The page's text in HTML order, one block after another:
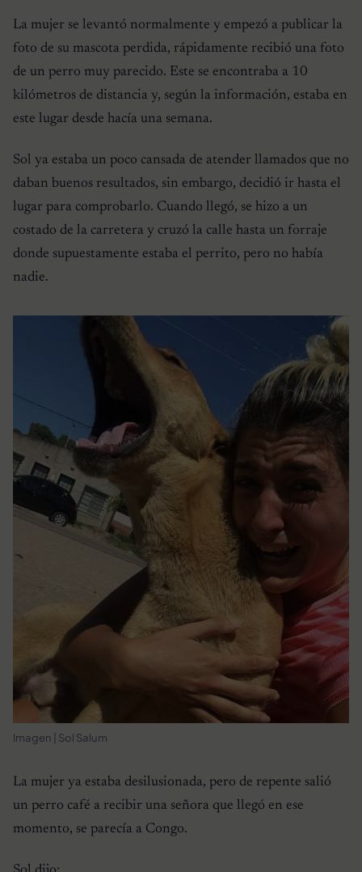
La mujer se levantó normalmente y empezó a publicar la
foto de su mascota perdida, rápidamente recibió una foto
de un perro muy parecido. Este se encontraba a 10
kilómetros de distancia y, según la información, estaba en
este lugar desde hacía una semana.
Sol ya estaba un poco cansada de atender llamados que no
daban buenos resultados, sin embargo, decidió ir hasta el
lugar para comprobarlo. Cuando llegó, se hizo a un
costado de la carretera y cruzó la calle hasta un forraje
donde supuestamente estaba el perrito, pero no había
nadie.
Imagen | Sol Salum
La mujer ya estaba desilusionada, pero de repente salió
un perro café a recibir una señora que llegó en ese
momento, se parecía a Congo.